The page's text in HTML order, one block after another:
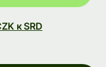
к SRD